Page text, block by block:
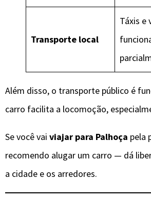
Transporte local
Táxis e
Além disso, o transporte público é
carro facilita a locomoção,
Se você vai viajar para Palhoça pela
recomendo alugar um carro — dá
a cidade e os arredores.